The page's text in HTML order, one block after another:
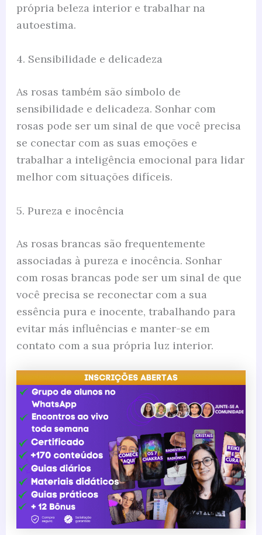
própria beleza interior e trabalhar na
autoestima.
4. Sensibilidade e delicadeza
As rosas também são símbolo de
sensibilidade e delicadeza. Sonhar com
rosas pode ser um sinal de que você precisa
se conectar com as suas emoções e
trabalhar a inteligência emocional para lidar
melhor com situações difíceis.
5. Pureza e inocência
As rosas brancas são frequentemente
associadas à pureza e inocência. Sonhar
com rosas brancas pode ser um sinal de que
você precisa se reconectar com a sua
essência pura e inocente, trabalhando para
evitar más influências e manter-se em
contato com a sua própria luz interior.